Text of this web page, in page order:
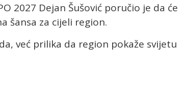
2027 Dejan Šušović poručio je da će
šansa za cijeli region.
već prilika da region pokaže svijetu